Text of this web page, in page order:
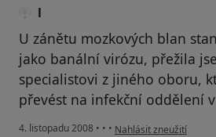
l
U zánětu mozkových blan
jako banální virózu, přežila
specialistovi z jiného oboru,
převést na infekční oddělení
4. listopadu 2008 • • • podle názoru uživatele l
Nahlásit zneužití